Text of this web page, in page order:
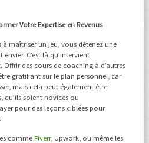
Votre Expertise en Revenus
à maîtriser un jeu, vous détenez une
envier. C’est là qu’intervient
Offrir des cours de coaching à d’autres
gratifiant sur le plan personnel, car
mais cela peut également être
qu’ils soient novices ou
pour des leçons ciblées pour
comme Fiverr, Upwork, ou même les